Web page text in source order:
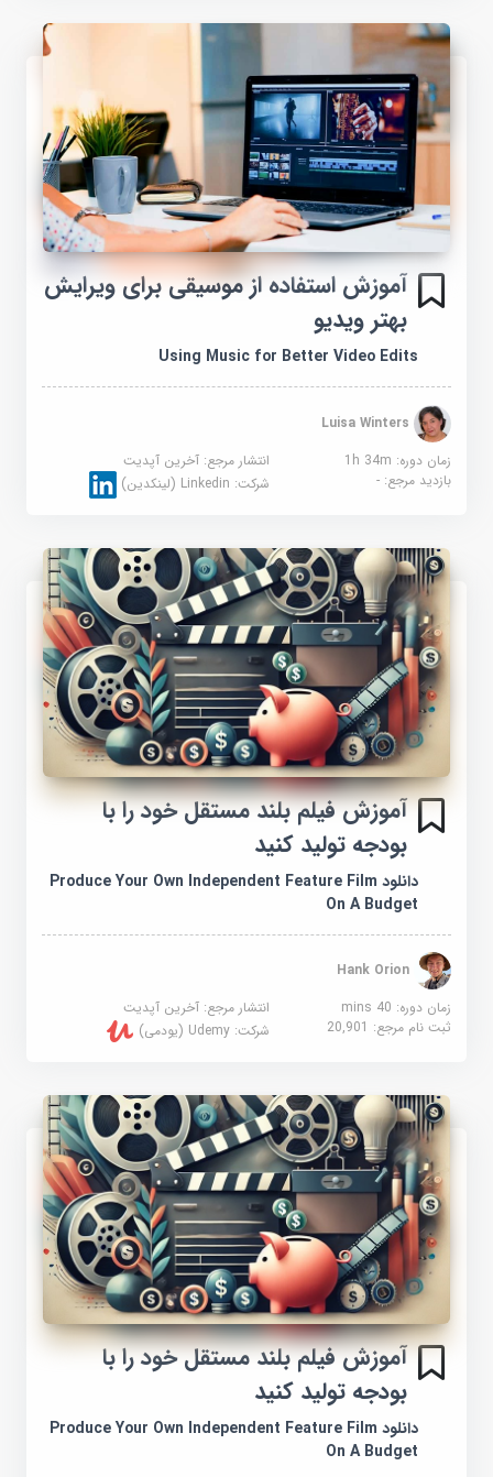
آموزش استفاده از موسیقی برای ویرایش
بهتر ویدیو
Using Music for Better Video Edits
Luisa Winters
زمان دوره: 1h 34m
انتشار مرجع:آخرین آپدیت
بازدید مرجع:- شرکت:Linkedin (لینکدین)
آموزش فیلم بلند مستقل خود را با
بودجه تولید کنید
دانلود Produce Your Own Independent Feature Film
On A Budget
Hank Orion
زمان دوره: 40 mins
انتشار مرجع:آخرین آپدیت
ثبت نام مرجع:20,901 شرکت:Udemy (یودمی)
آموزش فیلم بلند مستقل خود را با
بودجه تولید کنید
دانلود Produce Your Own Independent Feature Film
On A Budget